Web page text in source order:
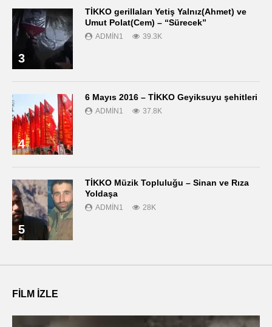
3
TİKKO gerillaları Yetiş Yalnız(Ahmet) ve
Umut Polat(Cem) – “Sürecek”
ADMIN1 39.3K
4
6 Mayıs 2016 – TİKKO Geyiksuyu şehitleri
ADMIN1 37.8K
5
TİKKO Müzik Topluluğu – Sinan ve Rıza
Yoldaşa
ADMIN1 28K
FILM IZLE